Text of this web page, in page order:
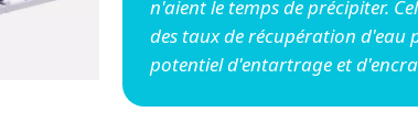
n'aient le temps de précipiter.
des taux de récupération d'eau
potentiel d'entartrage et